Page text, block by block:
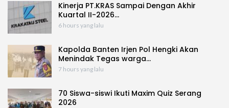
Kinerja PT.KRAS Sampai Dengan Akhir
Kuartal II-2026…
6 hours yang lalu
Kapolda Banten Irjen Pol Hengki Akan
Menindak Tegas warga…
7 hours yang lalu
70 Siswa-siswi Ikuti Maxim Quiz Serang
2026